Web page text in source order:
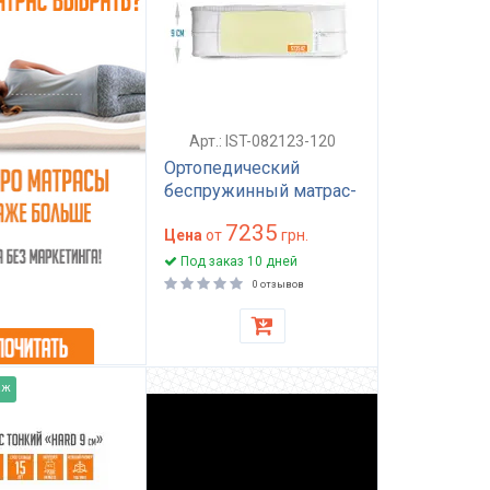
Арт.: IST-082123-120
Ортопедический
беспружинный матрас-
жесткости 9 см
120x200 с
анатомическим
поролоном ППУ
ST3542 Optima Standart
Цена от 7235 грн.
Под заказ 10 дней
0 отзывов